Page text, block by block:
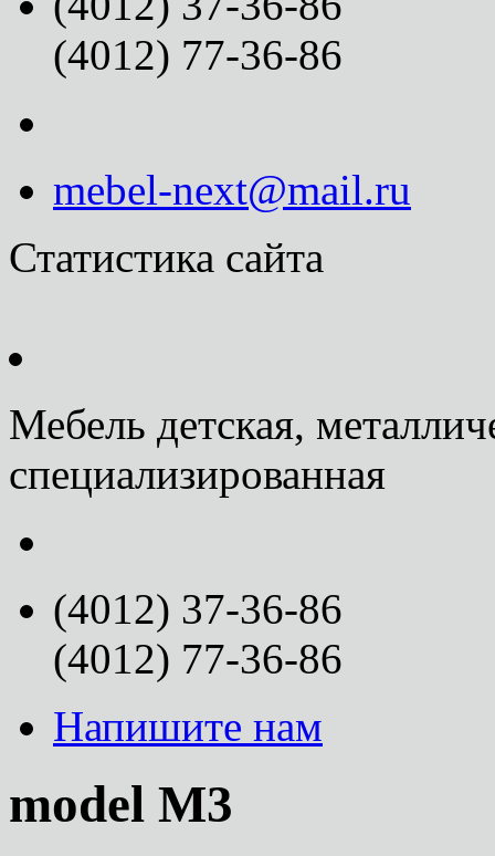
(4012) 77-36-86
mebel-next@mail.ru
Статистика сайта
Мебель детская,
специализированная
(4012) 37-36-86
(4012) 77-36-86
Напишите нам
model M3